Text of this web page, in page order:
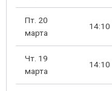
Пт. 20
марта
14:10
Чт. 19
марта
14:10